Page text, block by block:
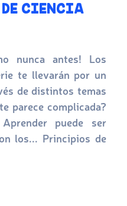
CIENCIA
nunca antes! Los
te llevarán por un
de distintos temas
parece complicada?
puede ser
los... Principios de